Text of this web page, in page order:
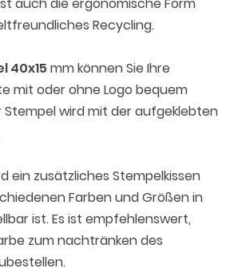
Recycling.
40x15 mm können Sie Ihre
mit oder ohne Logo bequem
Stempel wird mit der aufgeklebten
ein zusätzliches Stempelkissen
Farben und Größen in
ist. Es ist empfehlenswert,
zum nachtränken des